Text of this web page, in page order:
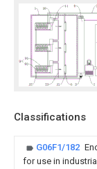
Classifications
G06F1/182
for use in